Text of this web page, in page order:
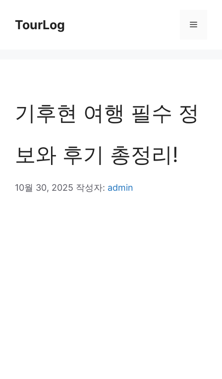
TourLog 메
기후현 여행 필수 정
보와 후기 총정리!
10월 30, 2025 작성자: admin